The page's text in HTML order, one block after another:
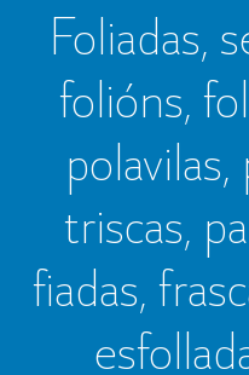
Foliadas,
folións,
triscas,
fiadas,